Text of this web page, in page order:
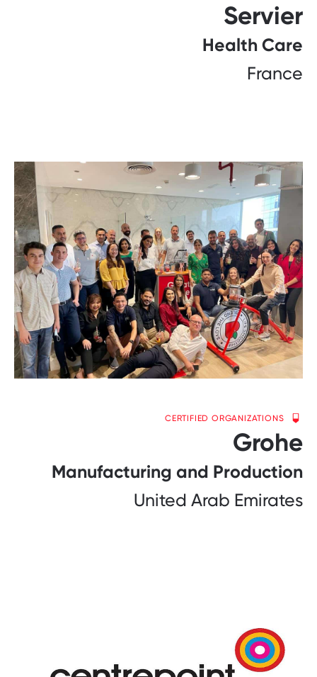
Servier
Health Care
France
CERTIFIED ORGANIZATIONS
Grohe
Manufacturing and Production
United Arab Emirates